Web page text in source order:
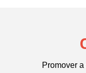
Promover